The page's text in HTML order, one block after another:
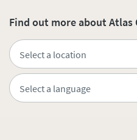
Find out more about Atlas